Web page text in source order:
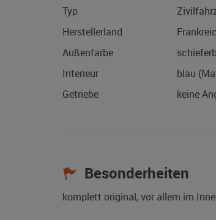
Typ
Herstellerland
Außenfarbe
Interieur
blau
Getriebe
keine
Besonderheiten
komplett original, vor allem im